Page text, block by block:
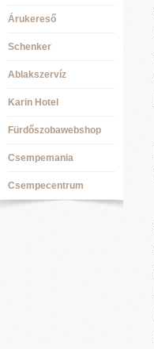
Árukereső
Schenker
Ablakszervíz
Karin Hotel
Fürdőszobawebshop
Csempemania
Csempecentrum